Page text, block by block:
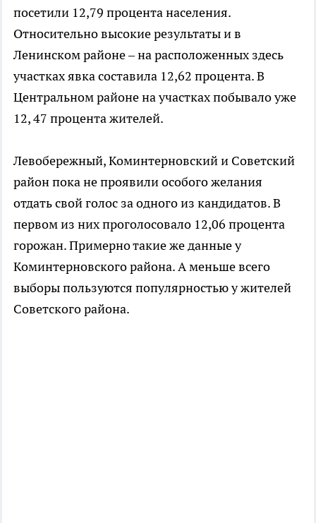
посетили 12,79 процента населения.
Относительно высокие результаты и в
Ленинском районе – на расположенных здесь
участках явка составила 12,62 процента. В
Центральном районе на участках побывало уже
12, 47 процента жителей.
Левобережный, Коминтерновский и Советский
район пока не проявили особого желания
отдать свой голос за одного из кандидатов. В
первом из них проголосовало 12,06 процента
горожан. Примерно такие же данные у
Коминтерновского района. А меньше всего
выборы пользуются популярностью у жителей
Советского района.